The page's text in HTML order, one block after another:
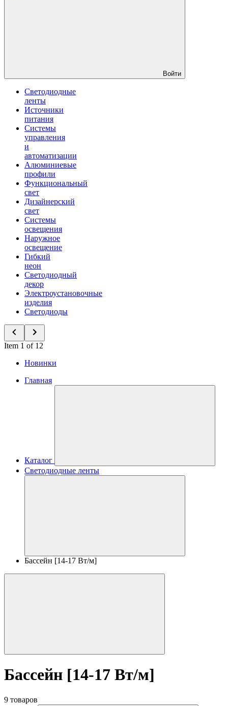
Войти
Светодиодные
ленты
Источники
питания
Системы
управления
и
автоматизации
Алюминиевые
профили
Функциональный
свет
Дизайнерский
свет
Системы
освещения
Наружное
освещение
Гибкий
неон
Светодиодный
декор
Электроустановочные
изделия
Светодиоды
Item 1 of 12
Новинки
Главная
Каталог
Светодиодные ленты
Бассейн [14-17 Вт/м]
Бассейн [14-17 Вт/м]
9 товаров